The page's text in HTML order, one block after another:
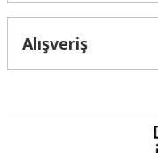
Alışveriş